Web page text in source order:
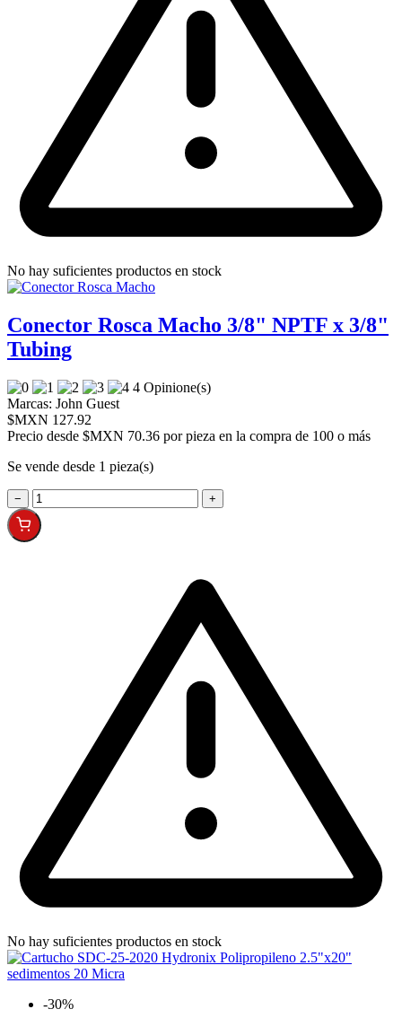
No hay suficientes productos en stock
Conector Rosca Macho 3/8" NPTF x 3/8"
Tubing
4 Opinione(s)
Marcas: John Guest
$MXN 127.92
Precio desde $MXN 70.36 por pieza en la compra de 100 o más
Se vende desde 1 pieza(s)
− +
No hay suficientes productos en stock
-30%